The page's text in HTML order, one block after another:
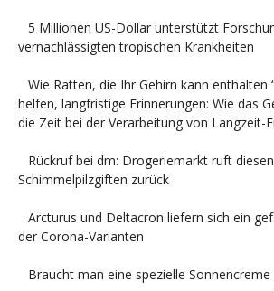
5 Millionen US-Dollar unterstützt
vernachlässigten tropischen Krankheiten
Wie Ratten, die Ihr Gehirn kann enthalten
helfen, langfristige Erinnerungen: Wie das
die Zeit bei der Verarbeitung von Langzeit-
Rückruf bei dm: Drogeriemarkt ruft
Schimmelpilzgiften zurück
Arcturus und Deltacron liefern sich ein
der Corona-Varianten
Braucht man eine spezielle Sonnencreme